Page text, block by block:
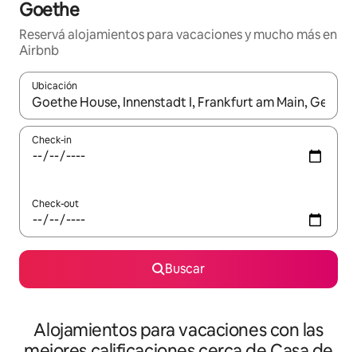
Goethe
Reservá alojamientos para vacaciones y mucho más en
Airbnb
Ubicación
Cuando los resultados estén disponibles, navegá con las
Check-in
Check-out
Buscar
Alojamientos para vacaciones con las